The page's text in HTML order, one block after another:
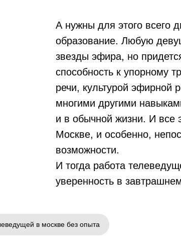
А нужны для этого всего
образование. Любую
звезды эфира, но
способность к упорному
речи, культурой эфирной
многими другими
и в обычной жизни. И все
Москве, и особенно,
возможности.
И тогда работа
уверенность в
в москве без опыта